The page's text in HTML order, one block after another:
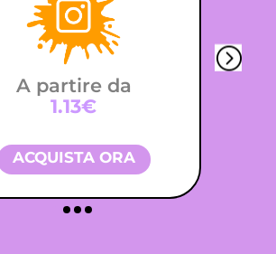
A partire da
1.13€
ACQUISTA ORA